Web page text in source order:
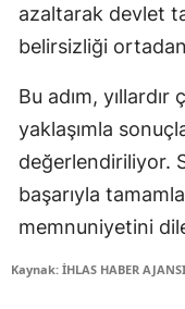
azaltarak devlet
belirsizliği
Bu adım,
yaklaşımla
değerlendiriliyor.
başarıyla
memnuniyetini
Kaynak: İHLAS HABER AJANSI